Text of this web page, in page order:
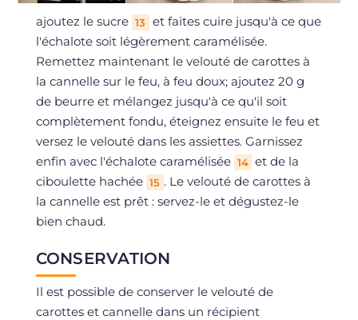
ajoutez le sucre 13
et faites cuire jusqu'à ce que
l'échalote soit légèrement caramélisée.
Remettez maintenant le velouté de carottes à
la cannelle sur le feu, à feu doux; ajoutez 20 g
de beurre et mélangez jusqu'à ce qu'il soit
complètement fondu, éteignez ensuite le feu et
versez le velouté dans les assiettes. Garnissez
enfin avec l'échalote caramélisée 14 et de la
ciboulette hachée 15 . Le velouté de carottes à
la cannelle est prêt : servez-le et dégustez-le
bien chaud.
CONSERVATION
Il est possible de conserver le velouté de
carottes et cannelle dans un récipient